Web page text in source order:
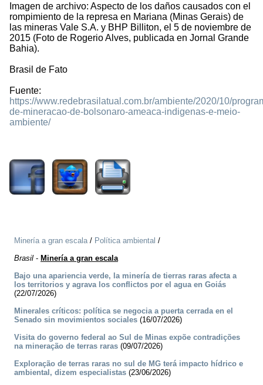
Imagen de archivo: Aspecto de los daños causados con el
rompimiento de la represa en Mariana (Minas Gerais) de
las mineras Vale S.A. y BHP Billiton, el 5 de noviembre de
2015 (Foto de Rogerio Alves, publicada en Jornal Grande
Bahia).
Brasil de Fato
Fuente:
https://www.redebrasilatual.com.br/ambiente/2020/10/
de-mineracao-de-bolsonaro-ameaca-indigenas-e-meio-
ambiente/
Minería a gran escala/ Política ambiental /
Brasil - Minería a gran escala
Bajo una apariencia verde, la minería de tierras raras afecta a
los territorios y agrava los conflictos por el agua en Goiás
(22/07/2026)
Minerales críticos: política se negocia a puerta cerrada en el
Senado sin movimientos sociales (16/07/2026)
Visita do governo federal ao Sul de Minas expõe contradições
na mineração de terras raras (09/07/2026)
Exploração de terras raras no sul de MG terá impacto hídrico e
ambiental, dizem especialistas (23/06/2026)